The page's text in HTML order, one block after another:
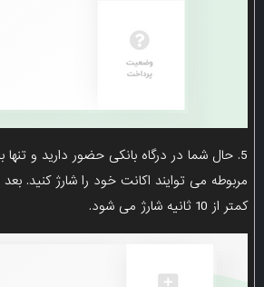
5. حال شما در درگاه بانکی حضور دارید و تنها
مربوطه می توایند اکانت خود را شارژ کنید. بعد
کمتر از 10 ثانیه شارژ می شود.